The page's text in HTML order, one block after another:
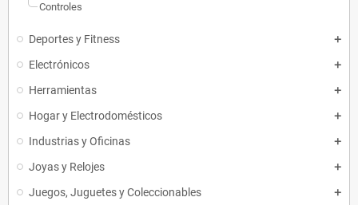
Controles
Deportes y Fitness
Electrónicos
Herramientas
Hogar y Electrodomésticos
Industrias y Oficinas
Joyas y Relojes
Juegos, Juguetes y Coleccionables